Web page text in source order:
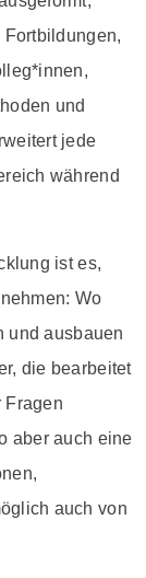
und
jede
während
ist es,
Wo
und ausbauen
die bearbeitet
Fragen
aber auch eine
auch von